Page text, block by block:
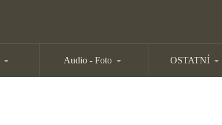
Audio - Foto OSTATNÍ